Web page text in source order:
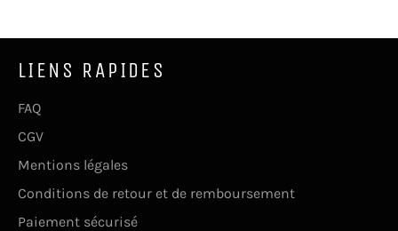
LIENS RAPIDES
FAQ
CGV
Mentions légales
Conditions de retour et de remboursement
Paiement sécurisé